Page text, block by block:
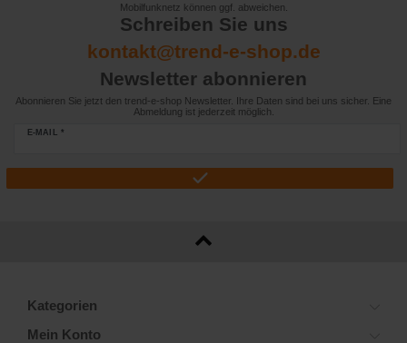
Mobilfunknetz können ggf. abweichen.
Schreiben Sie uns
kontakt@trend-e-shop.de
Newsletter abonnieren
Abonnieren Sie jetzt den trend-e-shop Newsletter. Ihre Daten sind bei uns sicher. Eine
Abmeldung ist jederzeit möglich.
E-MAIL *
Kategorien
Mein Konto